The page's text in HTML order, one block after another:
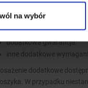
na wybór
króćce okrągłe lub
wykonanie w standardzie
dodatkowa gwarancja
inne dodatkowe
dodatkowe
W przypadku